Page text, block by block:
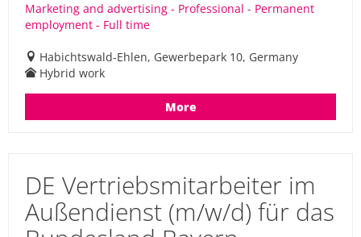
Marketing and advertising - Professional - Permanent
employment - Full time
Habichtswald-Ehlen, Gewerbepark 10, Germany
Hybrid work
More
DE Vertriebsmitarbeiter im
Außendienst (m/w/d) für das